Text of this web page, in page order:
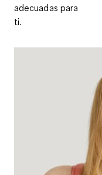
adecuadas para
ti.